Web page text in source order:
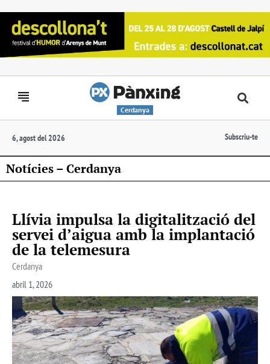
Cerdanya
6, agost del 2026 Subscriu-te
Notícies – Cerdanya
Llívia impulsa la digitalització del
servei d’aigua amb la implantació
de la telemesura
Cerdanya
abril 1, 2026